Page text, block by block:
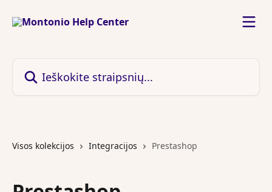
Visos kolekcijos Integracijos Prestashop